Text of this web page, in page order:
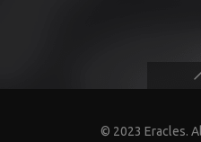
© 2023 Eracles.